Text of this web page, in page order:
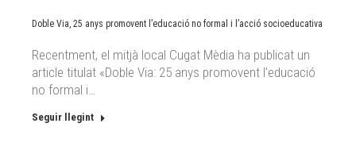
Doble Via, 25 anys promovent l’educació no formal i l’acció socioeducativa
Recentment, el mitjà local Cugat Mèdia ha publicat un
article titulat «Doble Via: 25 anys promovent l’educació
no formal i…
Seguir llegint